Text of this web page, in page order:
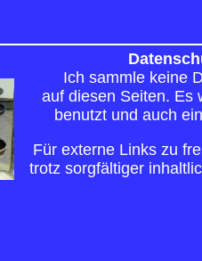
Ich sammle keine
auf diesen Seiten. Es
benutzt und auch
Für externe Links zu
trotz sorgfältiger